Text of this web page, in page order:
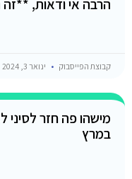
הרבה אי ודאות,
קבוצת הפייסבוק ינואר 3, 2024
מישהו פה חזר לסיני
במרץ